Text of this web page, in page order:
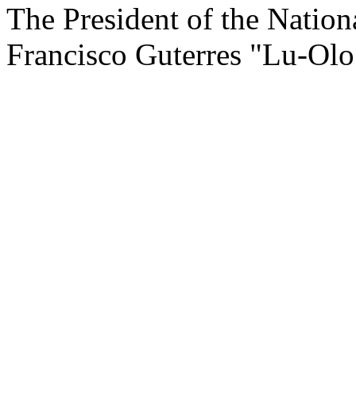
The President of the
Francisco Guterres "Lu-